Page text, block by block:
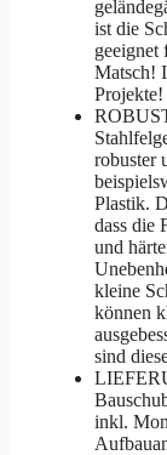
ist die
geeignet
Matsch!
Projekte!
robuster
Plastik.
dass die
und
kleine
können
sind
inkl.